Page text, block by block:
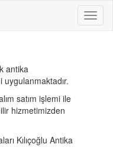
antika
uygulanmaktadır.
satım işlemi ile
hizmetimizden
Kılıçoğlu Antika